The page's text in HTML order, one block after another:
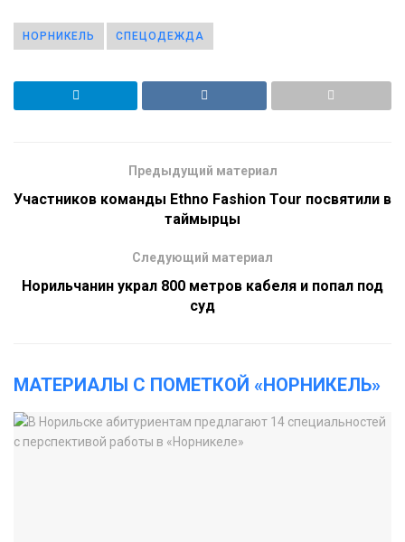
НОРНИКЕЛЬ СПЕЦОДЕЖДА
Предыдущий материал
Участников команды Ethno Fashion Tour посвятили в
таймырцы
Следующий материал
Норильчанин украл 800 метров кабеля и попал под
суд
МАТЕРИАЛЫ С ПОМЕТКОЙ «НОРНИКЕЛЬ»